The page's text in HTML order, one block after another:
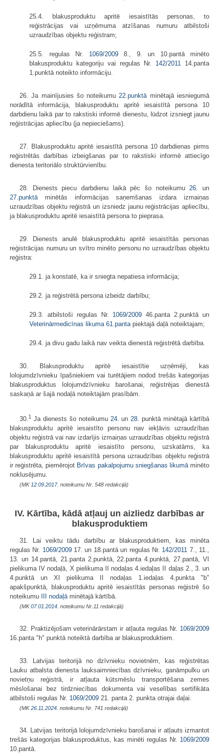
25.4. blakusproduktu apritē iesaistītās personas, to
reģistrācijas vai uzņēmuma atzīšanas numuru atbilstoši
uzraudzības objektu reģistram;
25.5. regulas Nr. 1069/20098., 9. un 10.pantā minēto
blakusproduktu kategoriju vai regulas Nr. 142/2011
14.panta
1.punktā noteikto informāciju.
26. Ja mainījusies šo noteikumu 22.punktā minētajā iesniegumā
norādītā informācija, blakusproduktu apritē iesaistītā persona 10
darbdienu laikā par to rakstiski informē dienestu, lūdzot izsniegt jaunu
reģistrācijas apliecību (ja nepieciešams).
27. Blakusproduktu apritē iesaistītā persona 10 darbdienas pirms
reģistrētās darbības izbeigšanas par to rakstiski informē attiecīgo
dienesta teritoriālo struktūrvienību.
28. Dienests piecu darbdienu laikā pēc šo noteikumu 26.un
27.punktā minētās informācijas saņemšanas izdara izmaiņas
uzraudzības objektu reģistrā un izsniedz jaunu reģistrācijas apliecību,
ja blakusproduktu apritē iesaistītā persona to pieprasa.
29. Dienests anulē blakusproduktu apritē iesaistītās personas
reģistrācijas numuru un svītro minēto personu no uzraudzības objektu
reģistra:
29.1. ja konstatē, ka ir sniegta nepatiesa informācija;
29.2. ja reģistrētā persona izbeidz darbību;
29.3. atbilstoši regulas Nr. 1069/2009 46.panta 2.punktā un
Veterinārmedicīnas likuma 61.panta piektajā daļā noteiktajam;
29.4. ja divu gadu laikā nav veikta dienestā reģistrētā darbība.
30. Blakusproduktu apritē iesaistītie uzņēmēji, kas
lolojumdzīvnieku īpašniekiem vai turētājiem nodod trešās kategorijas
blakusproduktus lolojumdzīvnieku barošanai, reģistrējas dienestā
saskaņā ar šajā nodaļā noteiktajām prasībām.
30. 1 Ja dienests šo noteikumu 24.un 28. punktā minētajā kārtībā
blakusproduktu apritē iesaistīto personu nav iekļāvis uzraudzības
objektu reģistrā vai nav izdarījis izmaiņas uzraudzības objektu reģistrā
par blakusproduktu apritē iesaistīto personu, uzskatāms, ka
blakusproduktu apritē iesaistītā persona uzraudzības objektu reģistrā
ir reģistrēta, piemērojot Brīvas pakalpojumu sniegšanas likumāminēto
noklusējumu.
(MK 12.09.2017. noteikumu Nr. 548 redakcijā)
IV. Kārtība, kādā atļauj un aizliedz darbības ar
blakusproduktiem
31. Lai veiktu tādu darbību ar blakusproduktiem, kas minēta
regulas Nr. 1069/200917. un 18.pantā un regulas Nr. 142/2011 7., 11.,
13. un 14.pantā, 21.panta 2.punktā, 22.panta 4.punktā, 27.pantā, VI
pielikuma IV nodaļā, X pielikuma II nodaļas 4.iedaļas II daļas 2., 3. un
4.punktā un XI pielikuma II nodaļas 1.iedaļas 4.punkta "b"
apakšpunktā, blakusproduktu apritē iesaistītās personas reģistrē šo
noteikumu III nodaļā minētajā kārtībā.
(MK07.01.2014. noteikumu Nr.11 redakcijā)
32. Praktizējošam veterinārārstam ir atļauta regulas Nr. 1069/2009
16.panta "h" punktā noteiktā darbība ar blakusproduktiem.
33. Latvijas teritorijā no dzīvnieku novietnēm, kas reģistrētas
Lauku atbalsta dienesta lauksaimniecības dzīvnieku, ganāmpulku un
novietņu reģistrā, ir atļauta kūtsmēslu transportēšana zemes
mēslošanai bez tirdzniecības dokumenta vai veselības sertifikāta
atbilstoši regulas Nr. 1069/2009 21. panta 2. punkta otrajai daļai.
(MK26.11.2024. noteikumu Nr. 741 redakcijā)
34. Latvijas teritorijā lolojumdzīvnieku barošanai ir atļauts izmantot
trešās kategorijas blakusproduktus, kas minēti regulas Nr. 1069/2009
10.pantā.